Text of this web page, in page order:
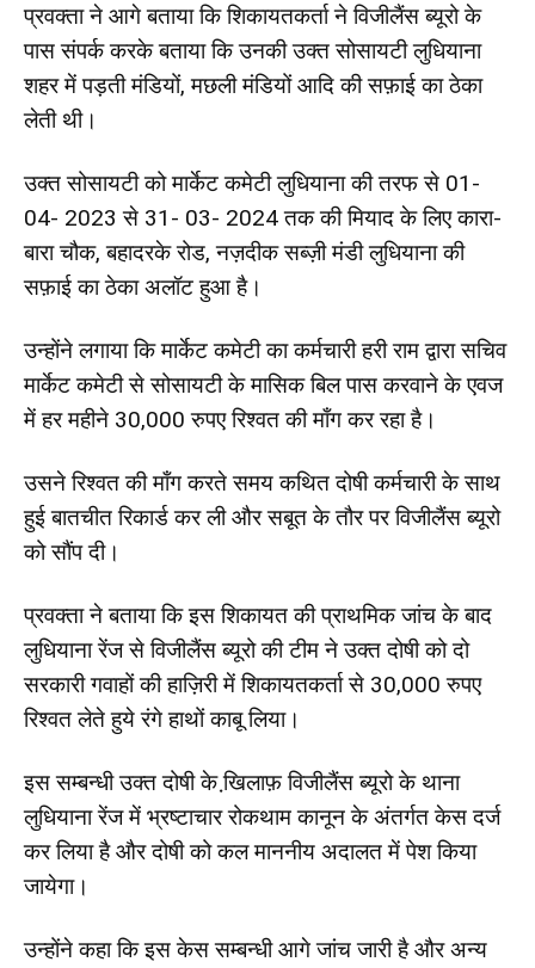
प्रवक्ता ने आगे बताया कि शिकायतकर्ता ने विजीलैंस ब्यूरो के
पास संपर्क करके बताया कि उनकी उक्त सोसायटी लुधियाना
शहर में पड़ती मंडियों, मछली मंडियों आदि की सफ़ाई का ठेका
लेती थी।
उक्त सोसायटी को मार्केट कमेटी लुधियाना की तरफ से 01-
04- 2023 से 31- 03- 2024 तक की मियाद के लिए कारा-
बारा चौक, बहादरके रोड, नज़दीक सब्ज़ी मंडी लुधियाना की
सफ़ाई का ठेका अलॉट हुआ है।
उन्होंने लगाया कि मार्केट कमेटी का कर्मचारी हरी राम द्वारा सचिव
मार्केट कमेटी से सोसायटी के मासिक बिल पास करवाने के एवज
में हर महीने 30,000 रुपए रिश्वत की माँग कर रहा है।
उसने रिश्वत की माँग करते समय कथित दोषी कर्मचारी के साथ
हुई बातचीत रिकार्ड कर ली और सबूत के तौर पर विजीलैंस ब्यूरो
को सौंप दी।
प्रवक्ता ने बताया कि इस शिकायत की प्राथमिक जांच के बाद
लुधियाना रेंज से विजीलैंस ब्यूरो की टीम ने उक्त दोषी को दो
सरकारी गवाहों की हाज़िरी में शिकायतकर्ता से 30,000 रुपए
रिश्वत लेते हुये रंगे हाथों काबू लिया।
इस सम्बन्धी उक्त दोषी के खि़लाफ़ विजीलैंस ब्यूरो के थाना
लुधियाना रेंज में भ्रष्टाचार रोकथाम कानून के अंतर्गत केस दर्ज
कर लिया है और दोषी को कल माननीय अदालत में पेश किया
जायेगा।
उन्होंने कहा कि इस केस सम्बन्धी आगे जांच जारी है और अन्य